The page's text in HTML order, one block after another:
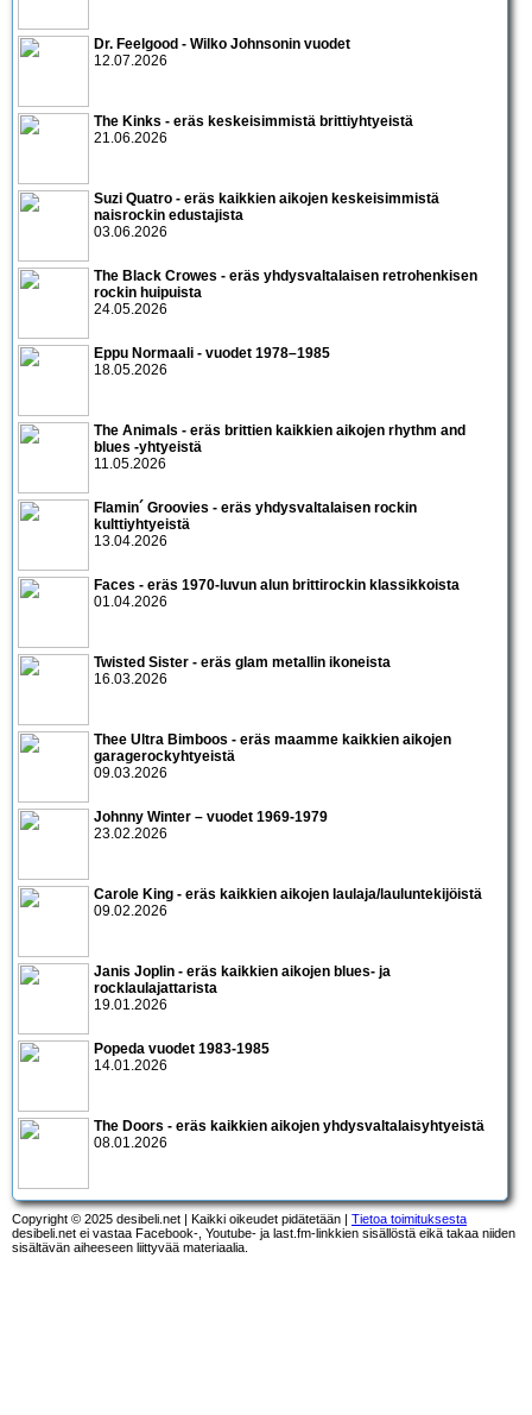
Dr. Feelgood - Wilko Johnsonin vuodet
12.07.2026
The Kinks - eräs keskeisimmistä brittiyhtyeistä
21.06.2026
Suzi Quatro - eräs kaikkien aikojen keskeisimmistä
naisrockin edustajista
03.06.2026
The Black Crowes - eräs yhdysvaltalaisen retrohenkisen
rockin huipuista
24.05.2026
Eppu Normaali - vuodet 1978–1985
18.05.2026
The Animals - eräs brittien kaikkien aikojen rhythm and
blues -yhtyeistä
11.05.2026
Flamin´ Groovies - eräs yhdysvaltalaisen rockin
kulttiyhtyeistä
13.04.2026
Faces - eräs 1970-luvun alun brittirockin klassikkoista
01.04.2026
Twisted Sister - eräs glam metallin ikoneista
16.03.2026
Thee Ultra Bimboos - eräs maamme kaikkien aikojen
garagerockyhtyeistä
09.03.2026
Johnny Winter – vuodet 1969-1979
23.02.2026
Carole King - eräs kaikkien aikojen laulaja/lauluntekijöistä
09.02.2026
Janis Joplin - eräs kaikkien aikojen blues- ja
rocklaulajattarista
19.01.2026
Popeda vuodet 1983-1985
14.01.2026
The Doors - eräs kaikkien aikojen yhdysvaltalaisyhtyeistä
08.01.2026
Copyright © 2025 desibeli.net | Kaikki oikeudet pidätetään | Tietoa toimituksesta
desibeli.net ei vastaa Facebook-, Youtube- ja last.fm-linkkien sisällöstä eikä takaa niiden
sisältävän aiheeseen liittyvää materiaalia.